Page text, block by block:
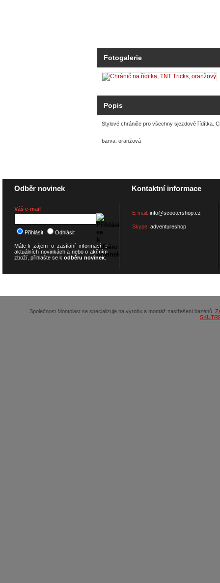
Fotogalerie
Popis
Stylové chrániče pro všechny sjezdové řídítka.
barva: oranžová
Odběr novinek
Váš e-mail
Přihlásit Odhlásit
Máte-li zájem o zasílání informací o
aktuálních novinkách a nebo o akčním
zboží, přihlašte se k odběru novinek.
Kontaktní informace
E-mail: info@scootershop.cz
Skype: adventureshop
Společnost Montplast se specializuje na výrobu a montáž zastřešení bazénů.